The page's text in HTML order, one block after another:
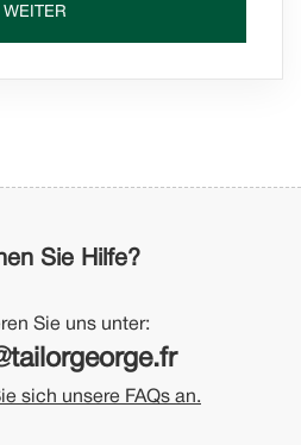
WEITER
Sie Hilfe?
Sie uns unter:
sich unsere FAQs an.